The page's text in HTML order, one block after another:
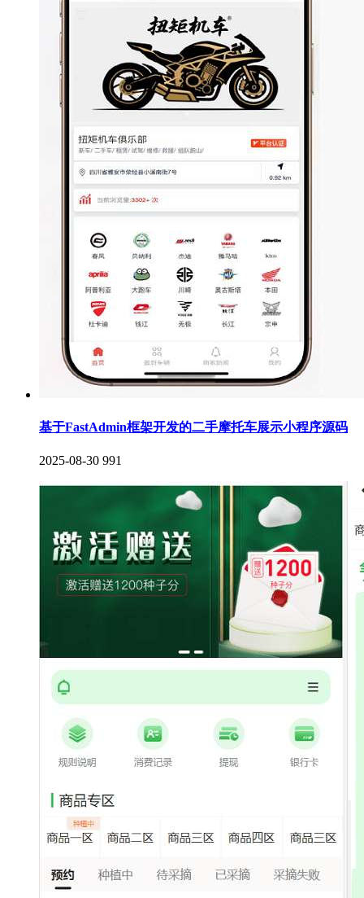
基于FastAdmin框架开发的二手摩托车展示小程序源码
2025-08-30 991